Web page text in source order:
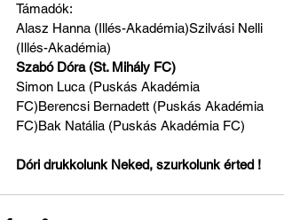
Támadók:
Alasz Hanna (Illés-Akadémia)Szilvási Nelli
(Illés-Akadémia)
Szabó Dóra (St. Mihály FC)
Simon Luca (Puskás Akadémia
FC)Berencsi Bernadett (Puskás Akadémia
FC)Bak Natália (Puskás Akadémia FC)
Dóri drukkolunk Neked, szurkolunk érted !